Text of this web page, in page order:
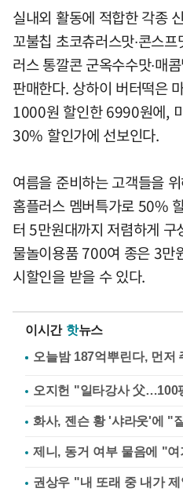
실내외 활동에 적합한 각종
꼬불칩 초코츄러스맛∙콘스
러스 통깔콘 군옥수수맛∙매
판매한다. 상하이 버터떡은
1000원 할인한 6990원에,
30% 할인가에 선보인다.
여름을 준비하는 고객들을
홈플러스 멤버특가로 50%
터 5만원대까지 저렴하게
물놀이용품 700여 종은 3
시할인을 받을 수 있다.
이시간 핫뉴스
오지헌 "일타강사 父…100
화사, 젠슨 황 '샤라웃'에 "
제니, 동거 여부 물음에 "
권상우 "내 또래 중 내가